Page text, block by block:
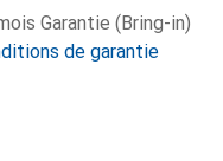
Garantie (Bring-in)
de garantie